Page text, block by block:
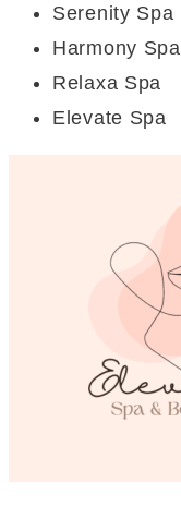
Serenity Spa
Harmony Spa
Relaxa Spa
Elevate Spa